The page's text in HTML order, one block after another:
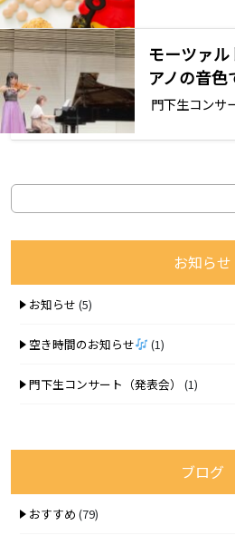
モーツァ
アノの音色
門下生コンサ
お知らせ
お知らせ (5)
空き時間のお知らせ (1)
門下生コンサート（発表会） (1)
ブログ
おすすめ (79)